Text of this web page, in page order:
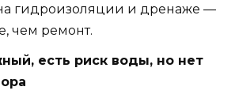
гидроизоляции и дренаже —
чем ремонт.
есть риск воды, но нет